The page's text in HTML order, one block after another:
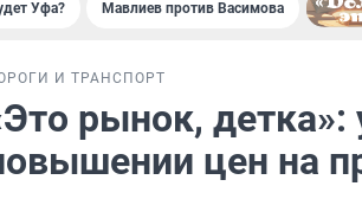
Уфа? Мавлиев против Васимова
И ТРАНСПОРТ
рынок,
цен на